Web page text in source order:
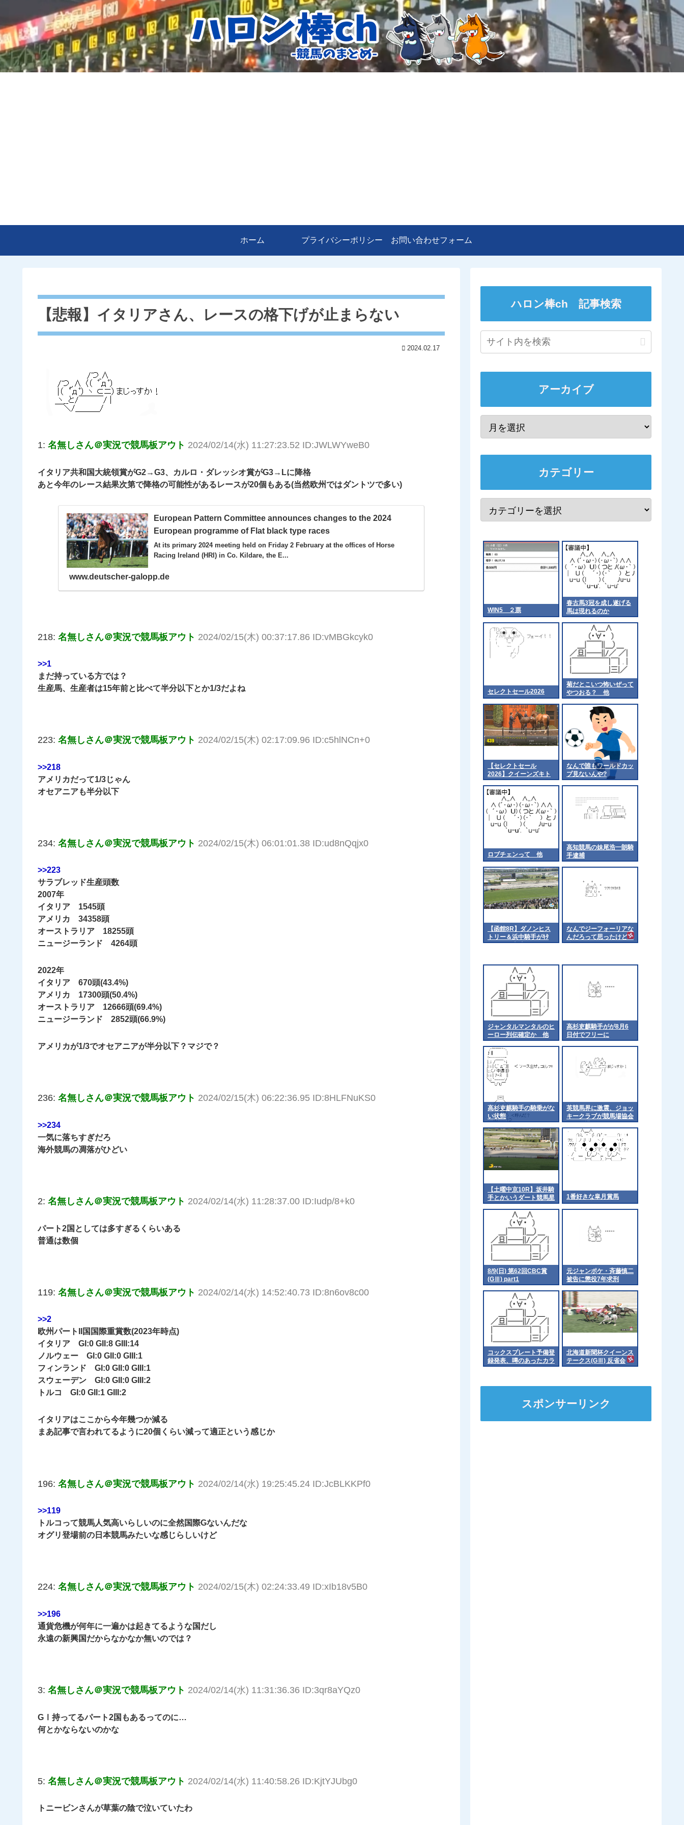
ホーム プライバシーポリシー お問い合わせフォーム
【悲報】イタリアさん、レースの格下げが止まらない
2024.02.17
1: 名無しさん＠実況で競馬板アウト 2024/02/14(水) 11:27:23.52 ID:JWLWYweB0
イタリア共和国大統領賞がG2→G3、カルロ・ダレッシオ賞がG3→Lに降格
あと今年のレース結果次第で降格の可能性があるレースが20個もある(当然欧州ではダントツで多い)
European Pattern Committee announces changes to the 2024
European programme of Flat black type races
At its primary 2024 meeting held on Friday 2 February at the offices of Horse
Racing Ireland (HRI) in Co. Kildare, the E...
www.deutscher-galopp.de
218: 名無しさん＠実況で競馬板アウト 2024/02/15(木) 00:37:17.86 ID:vMBGkcyk0
>>1
まだ持っている方では？
生産馬、生産者は15年前と比べて半分以下とか1/3だよね
223: 名無しさん＠実況で競馬板アウト 2024/02/15(木) 02:17:09.96 ID:c5hlNCn+0
>>218
アメリカだって1/3じゃん
オセアニアも半分以下
234: 名無しさん＠実況で競馬板アウト 2024/02/15(木) 06:01:01.38 ID:ud8nQqjx0
>>223
サラブレッド生産頭数
2007年
イタリア 1545頭
アメリカ 34358頭
オーストラリア 18255頭
ニュージーランド 4264頭
2022年
イタリア 670頭(43.4%)
アメリカ 17300頭(50.4%)
オーストラリア 12666頭(69.4%)
ニュージーランド 2852頭(66.9%)
アメリカが1/3でオセアニアが半分以下？マジで？
236: 名無しさん＠実況で競馬板アウト 2024/02/15(木) 06:22:36.95 ID:8HLFNuKS0
>>234
一気に落ちすぎだろ
海外競馬の凋落がひどい
2: 名無しさん＠実況で競馬板アウト 2024/02/14(水) 11:28:37.00 ID:Iudp/8+k0
パート2国としては多すぎるくらいある
普通は数個
119: 名無しさん＠実況で競馬板アウト 2024/02/14(水) 14:52:40.73 ID:8n6ov8c00
>>2
欧州パートII国国際重賞数(2023年時点)
イタリア GI:0 GII:8 GIII:14
ノルウェー GI:0 GII:0 GIII:1
フィンランド GI:0 GII:0 GIII:1
スウェーデン GI:0 GII:0 GIII:2
トルコ GI:0 GII:1 GIII:2
イタリアはここから今年幾つか減る
まあ記事で言われてるように20個くらい減って適正という感じか
196: 名無しさん＠実況で競馬板アウト 2024/02/14(水) 19:25:45.24 ID:JcBLKKPf0
>>119
トルコって競馬人気高いらしいのに全然国際Gないんだな
オグリ登場前の日本競馬みたいな感じらしいけど
224: 名無しさん＠実況で競馬板アウト 2024/02/15(木) 02:24:33.49 ID:xIb18v5B0
>>196
通貨危機が何年に一遍かは起きてるような国だし
永遠の新興国だからなかなか無いのでは？
3: 名無しさん＠実況で競馬板アウト 2024/02/14(水) 11:31:36.36 ID:3qr8aYQz0
GⅠ持ってるパート2国もあるってのに…
何とかならないのかな
5: 名無しさん＠実況で競馬板アウト 2024/02/14(水) 11:40:58.26 ID:KjtYJUbg0
トニービンさんが草葉の陰で泣いていたわ
ハロン棒ch 記事検索
アーカイブ
カテゴリー
WIN5 ２票
春古馬3冠を成し遂げる
馬は現れるのか
セレクトセール2026
菊だとこいつ怖いぜって
やつおる？ 他
【セレクトセール
2026】クイーンズキト
ゥンの2026（父エフフ
ォーリア）1億4千万円
で落札 他
なんで誰もワールドカッ
プ見ないんや?
ロブチェンって 他
高知競馬の妹尾浩一朗騎
手逮捕
【函館8R】ダノンヒス
トリー＆浜中騎手がｷﾀ
━━━━(ﾟ∀ﾟ)━━━━!!
なんでジーフォーリアな
んだろって思ったけど
他
ジャンタルマンタルのヒ
ーロー列伝確定か 他
高杉吏麒騎手がが8月6
日付でフリーに
高杉吏麒騎手の騎乗がな
い状態
英競馬界に激震、ジョッ
キークラブが競馬場協会
から脱退
【土曜中京10R】坂井騎
手とかいうダート競馬星
人
1番好きな皐月賞馬
8/9(日) 第62回CBC賞
(GⅢ) part1
元ジャンポケ・斉藤慎二
被告に懲役7年求刑
コックスプレート予備登
録発表、噂のあったカラ
ンダガンは登録無しで再
北海道新聞杯クイーンス
テークス(GⅢ) 反省会
スポンサーリンク